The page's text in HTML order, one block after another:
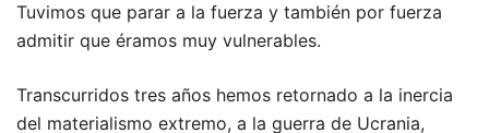
Tuvimos que parar a la fuerza y también por fuerza
admitir que éramos muy vulnerables.
Transcurridos tres años hemos retornado a la inercia
del materialismo extremo, a la guerra de Ucrania,